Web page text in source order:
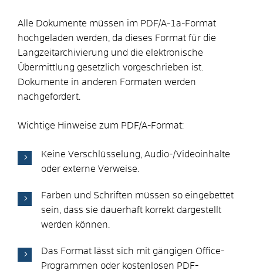
Alle Dokumente müssen im PDF/A-1a-Format
hochgeladen werden, da dieses Format für die
Langzeitarchivierung und die elektronische
Übermittlung gesetzlich vorgeschrieben ist.
Dokumente in anderen Formaten werden
nachgefordert.
Wichtige Hinweise zum PDF/A-Format:
Keine Verschlüsselung, Audio-/Videoinhalte
oder externe Verweise.
Farben und Schriften müssen so eingebettet
sein, dass sie dauerhaft korrekt dargestellt
werden können.
Das Format lässt sich mit gängigen Office-
Programmen oder kostenlosen PDF-